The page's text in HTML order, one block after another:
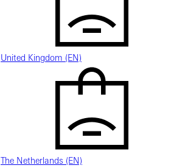
United Kingdom (EN)
The Netherlands (EN)